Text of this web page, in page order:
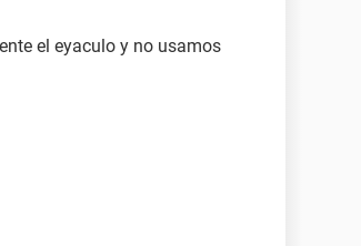
el eyaculo y no usamos